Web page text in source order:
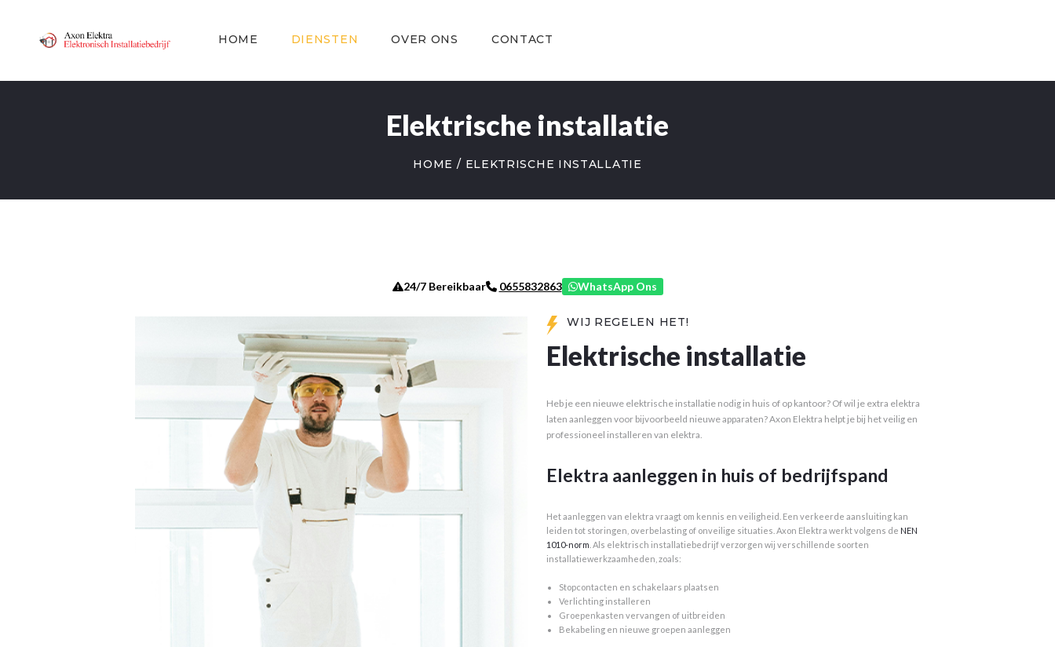
HOME DIENSTEN OVER ONS CONTACT
Elektrische installatie
HOME ELEKTRISCHE INSTALLATIE
CONTACT
24/7 Bereikbaar 0655832863 WhatsApp Ons
WIJ REGELEN HET!
Elektrische installatie
Heb je een nieuwe elektrische installatie nodig in huis of op kantoor? Of wil je extra elektra
laten aanleggen voor bijvoorbeeld nieuwe apparaten? Axon Elektra helpt je bij het veilig en
professioneel installeren van elektra.
Elektra aanleggen in huis of bedrijfspand
Het aanleggen van elektra vraagt om kennis en veiligheid. Een verkeerde aansluiting kan
leiden tot storingen, overbelasting of onveilige situaties. Axon Elektra werkt volgens de NEN
1010-norm . Als elektrisch installatiebedrijf verzorgen wij verschillende soorten
installatiewerkzaamheden, zoals:
Stopcontacten en schakelaars plaatsen
Verlichting installeren
Groepenkasten vervangen of uitbreiden
Bekabeling en nieuwe groepen aanleggen